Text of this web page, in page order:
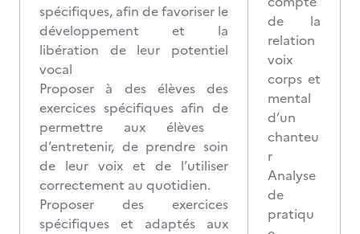
spécifiques, afin de favoriser le
développement et la
libération de leur potentiel
vocal
Proposer à des élèves des
exercices spécifiques afin de
permettre aux élèves
d’entretenir, de prendre soin
de leur voix et de l’utiliser
correctement au quotidien.
Proposer des exercices
spécifiques et adaptés aux
de la
relation
voix
corps et
mental
d’un
chanteu
r
Analyse
de
pratiqu